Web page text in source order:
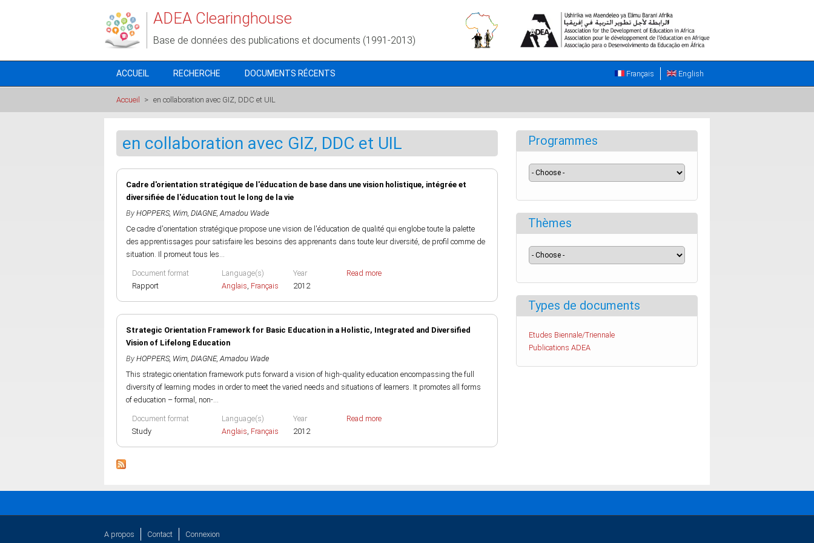
ADEA Clearinghouse
Base de données des publications et documents (1991-2013)
ACCUEIL RECHERCHE DOCUMENTS RÉCENTS English
Français
Accueil > en collaboration avec GIZ, DDC et UIL
en collaboration avec GIZ, DDC et UIL
Cadre d'orientation stratégique de l'éducation de base dans une vision holistique, intégrée et
diversifiée de l'éducation tout le long de la vie
By HOPPERS, Wim, DIAGNE, Amadou Wade
Ce cadre d'orientation stratégique propose une vision de l'éducation de qualité qui englobe toute la palette
des apprentissages pour satisfaire les besoins des apprenants dans toute leur diversité, de profil comme de
situation. Il promeut tous les...
Document format
Rapport
Language(s)
Anglais, Français
Year
2012
Read more
Strategic Orientation Framework for Basic Education in a Holistic, Integrated and Diversified
Vision of Lifelong Education
By HOPPERS, Wim, DIAGNE, Amadou Wade
This strategic orientation framework puts forward a vision of high-quality education encompassing the full
diversity of learning modes in order to meet the varied needs and situations of learners. It promotes all forms
of education – formal, non-...
Document format
Study
Language(s)
Anglais, Français
Year
2012
Read more
Programmes
Thèmes
Types de documents
Etudes Biennale/Triennale
Publications ADEA
A propos Contact Connexion